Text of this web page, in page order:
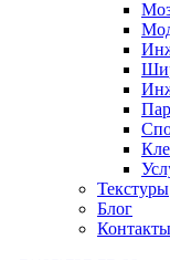
Текстуры
Блог
Контакты